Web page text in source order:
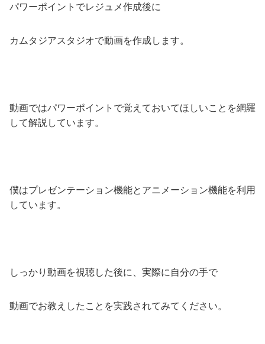
パワーポイントでレジュメ作成後に
カムタジアスタジオで動画を作成します。
動画ではパワーポイントで覚えておいてほしいことを網羅
して解説しています。
僕はプレゼンテーション機能とアニメーション機能を利用
しています。
しっかり動画を視聴した後に、実際に自分の手で
動画でお教えしたことを実践されてみてください。